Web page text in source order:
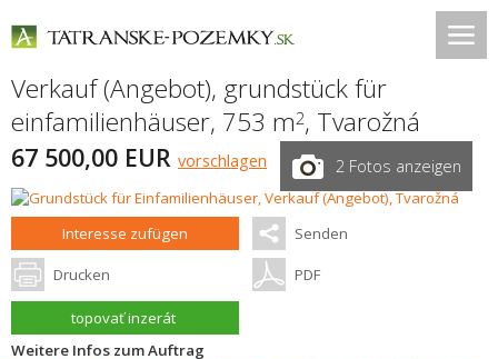
Verkauf (Angebot), grundstück für
einfamilienhäuser, 753 m2, Tvarožná
67 500,00 EUR vorschlagen 2 Fotos anzeigen
Interesse zufügen Senden
Drucken PDF
topovať inzerát
Weitere Infos zum Auftrag